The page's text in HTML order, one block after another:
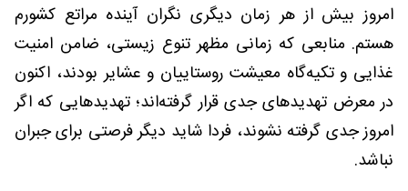
امروز بیش از هر زمان دیگری نگران آینده مراتع کشورم
هستم. منابعی که زمانی مظهر تنوع زیستی، ضامن امنیت
غذایی و تکیه‌گاه معیشت روستاییان و عشایر بودند، اکنون
در معرض تهدیدهای جدی قرار گرفته‌اند؛ تهدیدهایی که اگر
امروز جدی گرفته نشوند، فردا شاید دیگر فرصتی برای جبران
نباشد.